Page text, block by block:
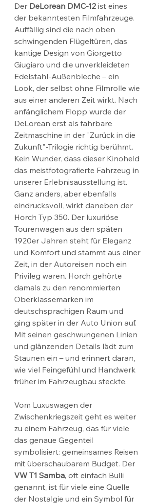
Der DeLorean DMC-12 ist eines
der bekanntesten Filmfahrzeuge.
Auffällig sind die nach oben
schwingenden Flügeltüren, das
kantige Design von Giorgetto
Giugiaro und die unverkleideten
Edelstahl-Außenbleche – ein
Look, der selbst ohne Filmrolle wie
aus einer anderen Zeit wirkt. Nach
anfänglichem Flopp wurde der
DeLorean erst als fahrbare
Zeitmaschine in der "Zurück in die
Zukunft"-Trilogie richtig berühmt.
Kein Wunder, dass dieser Kinoheld
das meistfotografierte Fahrzeug in
unserer Erlebnisausstellung ist.
Ganz anders, aber ebenfalls
eindrucksvoll, wirkt daneben der
Horch Typ 350. Der luxuriöse
Tourenwagen aus den späten
1920er Jahren steht für Eleganz
und Komfort und stammt aus einer
Zeit, in der Autoreisen noch ein
Privileg waren. Horch gehörte
damals zu den renommierten
Oberklassemarken im
deutschsprachigen Raum und
ging später in der Auto Union auf.
Mit seinen geschwungenen Linien
und glänzenden Details lädt zum
Staunen ein – und erinnert daran,
wie viel Feingefühl und Handwerk
früher im Fahrzeugbau steckte.
Vom Luxuswagen der
Zwischenkriegszeit geht es weiter
zu einem Fahrzeug, das für viele
das genaue Gegenteil
symbolisiert: gemeinsames Reisen
mit überschaubarem Budget. Der
VW T1 Samba, oft einfach Bulli
genannt, ist für viele eine Quelle
der Nostalgie und ein Symbol für